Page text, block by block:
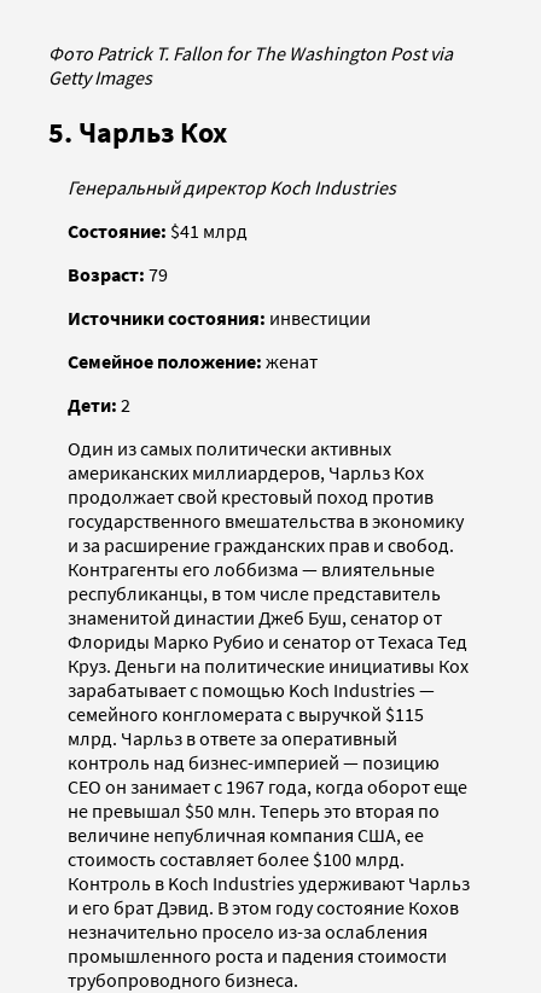
Фото Patrick T. Fallon for The Washington Post via
Getty Images
5. Чарльз Кох
Генеральный директор Koch Industries
Состояние: $41 млрд
Возраст: 79
Источники состояния: инвестиции
Семейное положение: женат
Дети: 2
Один из самых политически активных
американских миллиардеров, Чарльз Кох
продолжает свой крестовый поход против
государственного вмешательства в экономику
и за расширение гражданских прав и свобод.
Контрагенты его лоббизма — влиятельные
республиканцы, в том числе представитель
знаменитой династии Джеб Буш, сенатор от
Флориды Марко Рубио и сенатор от Техаса Тед
Круз. Деньги на политические инициативы Кох
зарабатывает с помощью Koch Industries —
семейного конгломерата с выручкой $115
млрд. Чарльз в ответе за оперативный
контроль над бизнес-империей — позицию
CEO он занимает с 1967 года, когда оборот еще
не превышал $50 млн. Теперь это вторая по
величине непубличная компания США, ее
стоимость составляет более $100 млрд.
Контроль в Koch Industries удерживают Чарльз
и его брат Дэвид. В этом году состояние Кохов
незначительно просело из-за ослабления
промышленного роста и падения стоимости
трубопроводного бизнеса.